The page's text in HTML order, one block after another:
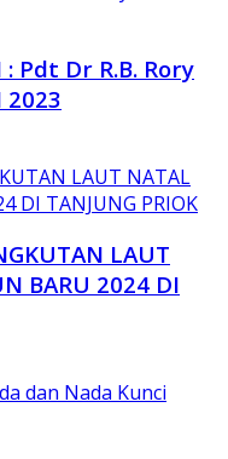
Pdt Dr R.B. Rory
LAUT
BARU 2024 DI